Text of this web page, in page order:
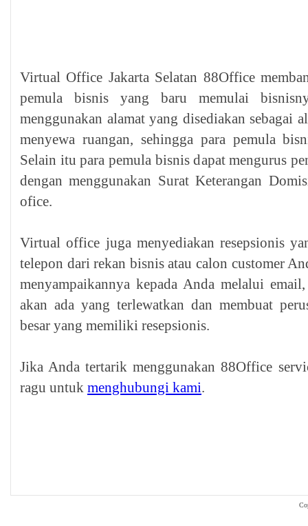
Virtual Office Jakarta Selatan 88Office
pemula bisnis yang baru memulai
menggunakan alamat yang disediakan sebagai
menyewa ruangan, sehingga para pemula
Selain itu para pemula bisnis dapat mengurus
dengan menggunakan Surat Keterangan
ofice.
Virtual office juga menyediakan resepsionis
telepon dari rekan bisnis atau calon customer
menyampaikannya kepada Anda melalui
akan ada yang terlewatkan dan membuat
besar yang memiliki resepsionis.
Jika Anda tertarik menggunakan 88Office
ragu untuk menghubungi kami.